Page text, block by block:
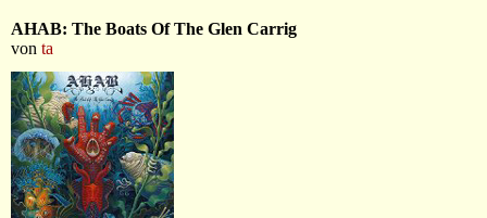
AHAB: The Boats Of The Glen Carrig
von ta